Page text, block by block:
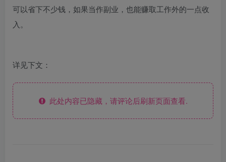
可以省下不少钱，如果当作副业，也能赚取工作外的一点收
入。
详见下文：
此处内容已隐藏，请评论后刷新页面查看.